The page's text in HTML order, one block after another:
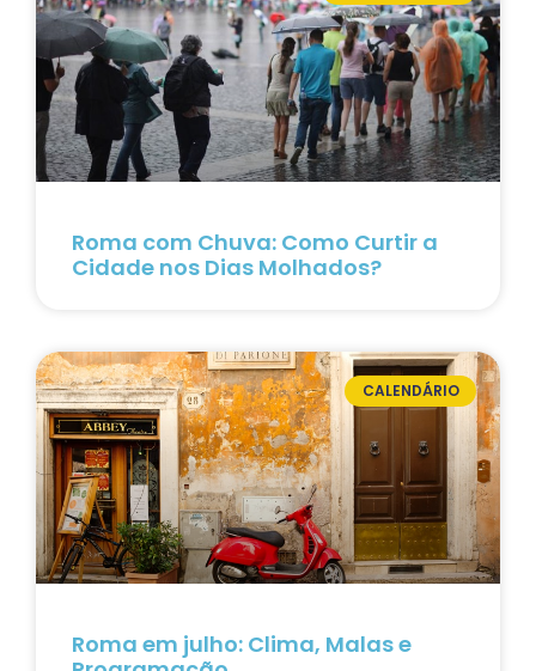
Roma com Chuva: Como Curtir a
Cidade nos Dias Molhados?
CALENDÁRIO
Roma em julho: Clima, Malas e